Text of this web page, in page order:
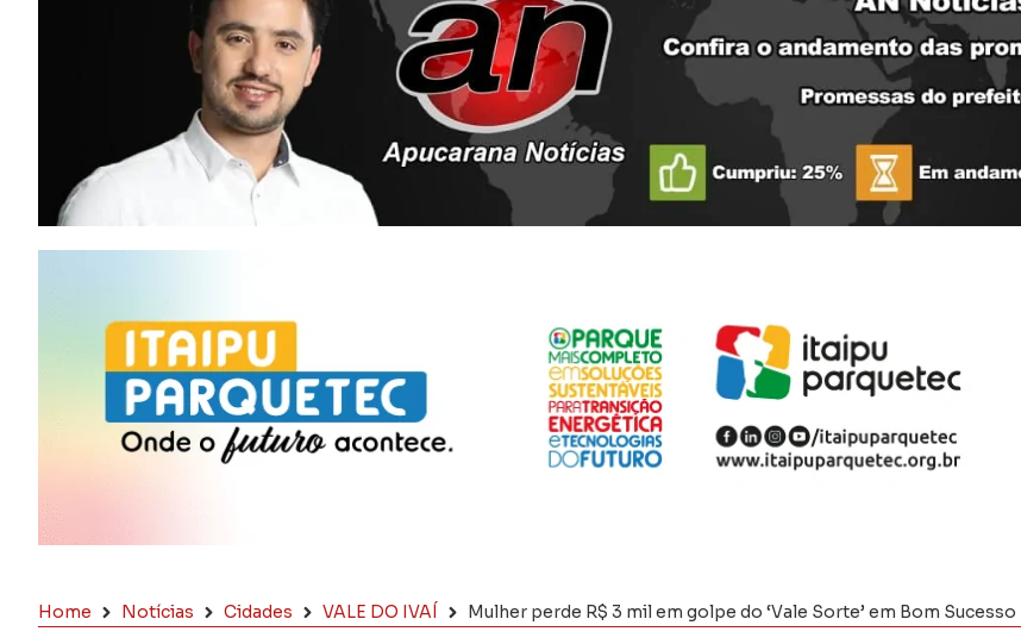
Home Notícias Cidades VALE DO IVAÍ Mulher perde R$ 3 mil em golpe do ‘Vale Sorte’ em Bom Sucesso